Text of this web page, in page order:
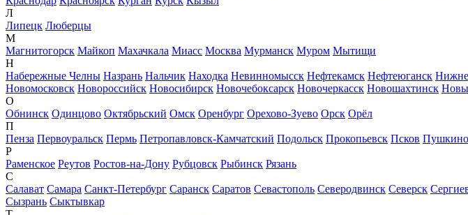
Л
Липецк Люберцы
М
Магнитогорск Майкоп Махачкала Миасс Москва Мурманск Муром Мытищи
Н
Набережные Челны Назрань Нальчик Находка Невинномысск Нефтекамск Нефтеюганск
Новомосковск Новороссийск Новосибирск Новочебоксарск Новочеркасск Новошахтинск
О
Обнинск Одинцово Октябрьский Омск Оренбург Орехово-Зуево Орск Орёл
П
Пенза Первоуральск Пермь Петропавловск-Камчатский Подольск Прокопьевск Псков Пушкино
Р
Раменское Реутов Ростов-на-Дону Рубцовск Рыбинск Рязань
С
Салават Самара Санкт-Петербург Саранск Саратов Севастополь Северодвинск Северск
Сызрань Сыктывкар